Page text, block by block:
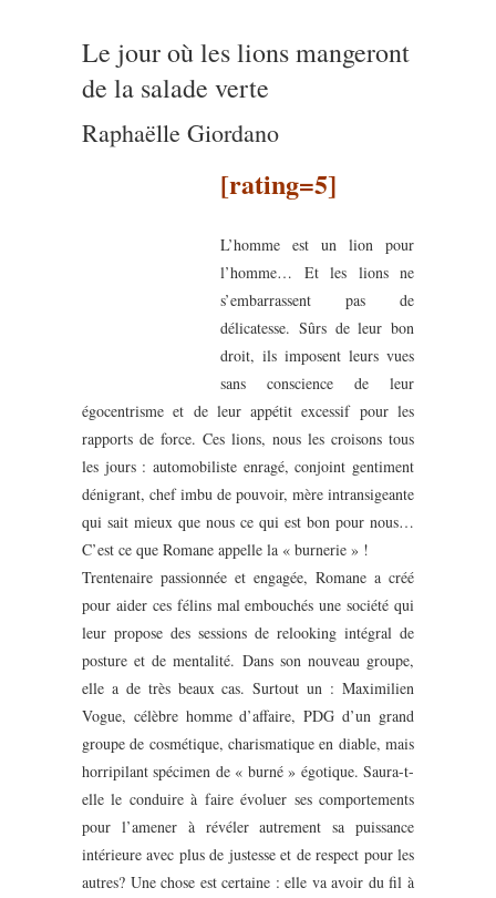
Le jour où les lions mangeront
de la salade verte
Raphaëlle Giordano
[rating=5]
L’homme est un lion pour
l’homme… Et les lions ne
s’embarrassent pas de
délicatesse. Sûrs de leur bon
droit, ils imposent leurs vues
sans conscience de leur
égocentrisme et de leur appétit excessif pour les
rapports de force. Ces lions, nous les croisons tous
les jours : automobiliste enragé, conjoint gentiment
dénigrant, chef imbu de pouvoir, mère intransigeante
qui sait mieux que nous ce qui est bon pour nous…
C’est ce que Romane appelle la « burnerie » !
Trentenaire passionnée et engagée, Romane a créé
pour aider ces félins mal embouchés une société qui
leur propose des sessions de relooking intégral de
posture et de mentalité. Dans son nouveau groupe,
elle a de très beaux cas. Surtout un : Maximilien
Vogue, célèbre homme d’affaire, PDG d’un grand
groupe de cosmétique, charismatique en diable, mais
horripilant spécimen de « burné » égotique. Saura-t-
elle le conduire à faire évoluer ses comportements
pour l’amener à révéler autrement sa puissance
intérieure avec plus de justesse et de respect pour les
autres? Une chose est certaine : elle va avoir du fil à